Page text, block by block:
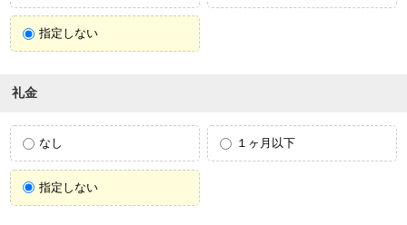
指定しない
礼金
なし １ヶ月以下
指定しない